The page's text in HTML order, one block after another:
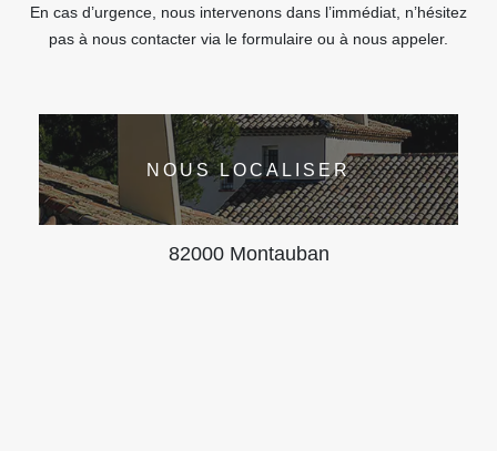
En cas d’urgence, nous intervenons dans l’immédiat, n’hésitez
pas à nous contacter via le formulaire ou à nous appeler.
NOUS LOCALISER
82000 Montauban